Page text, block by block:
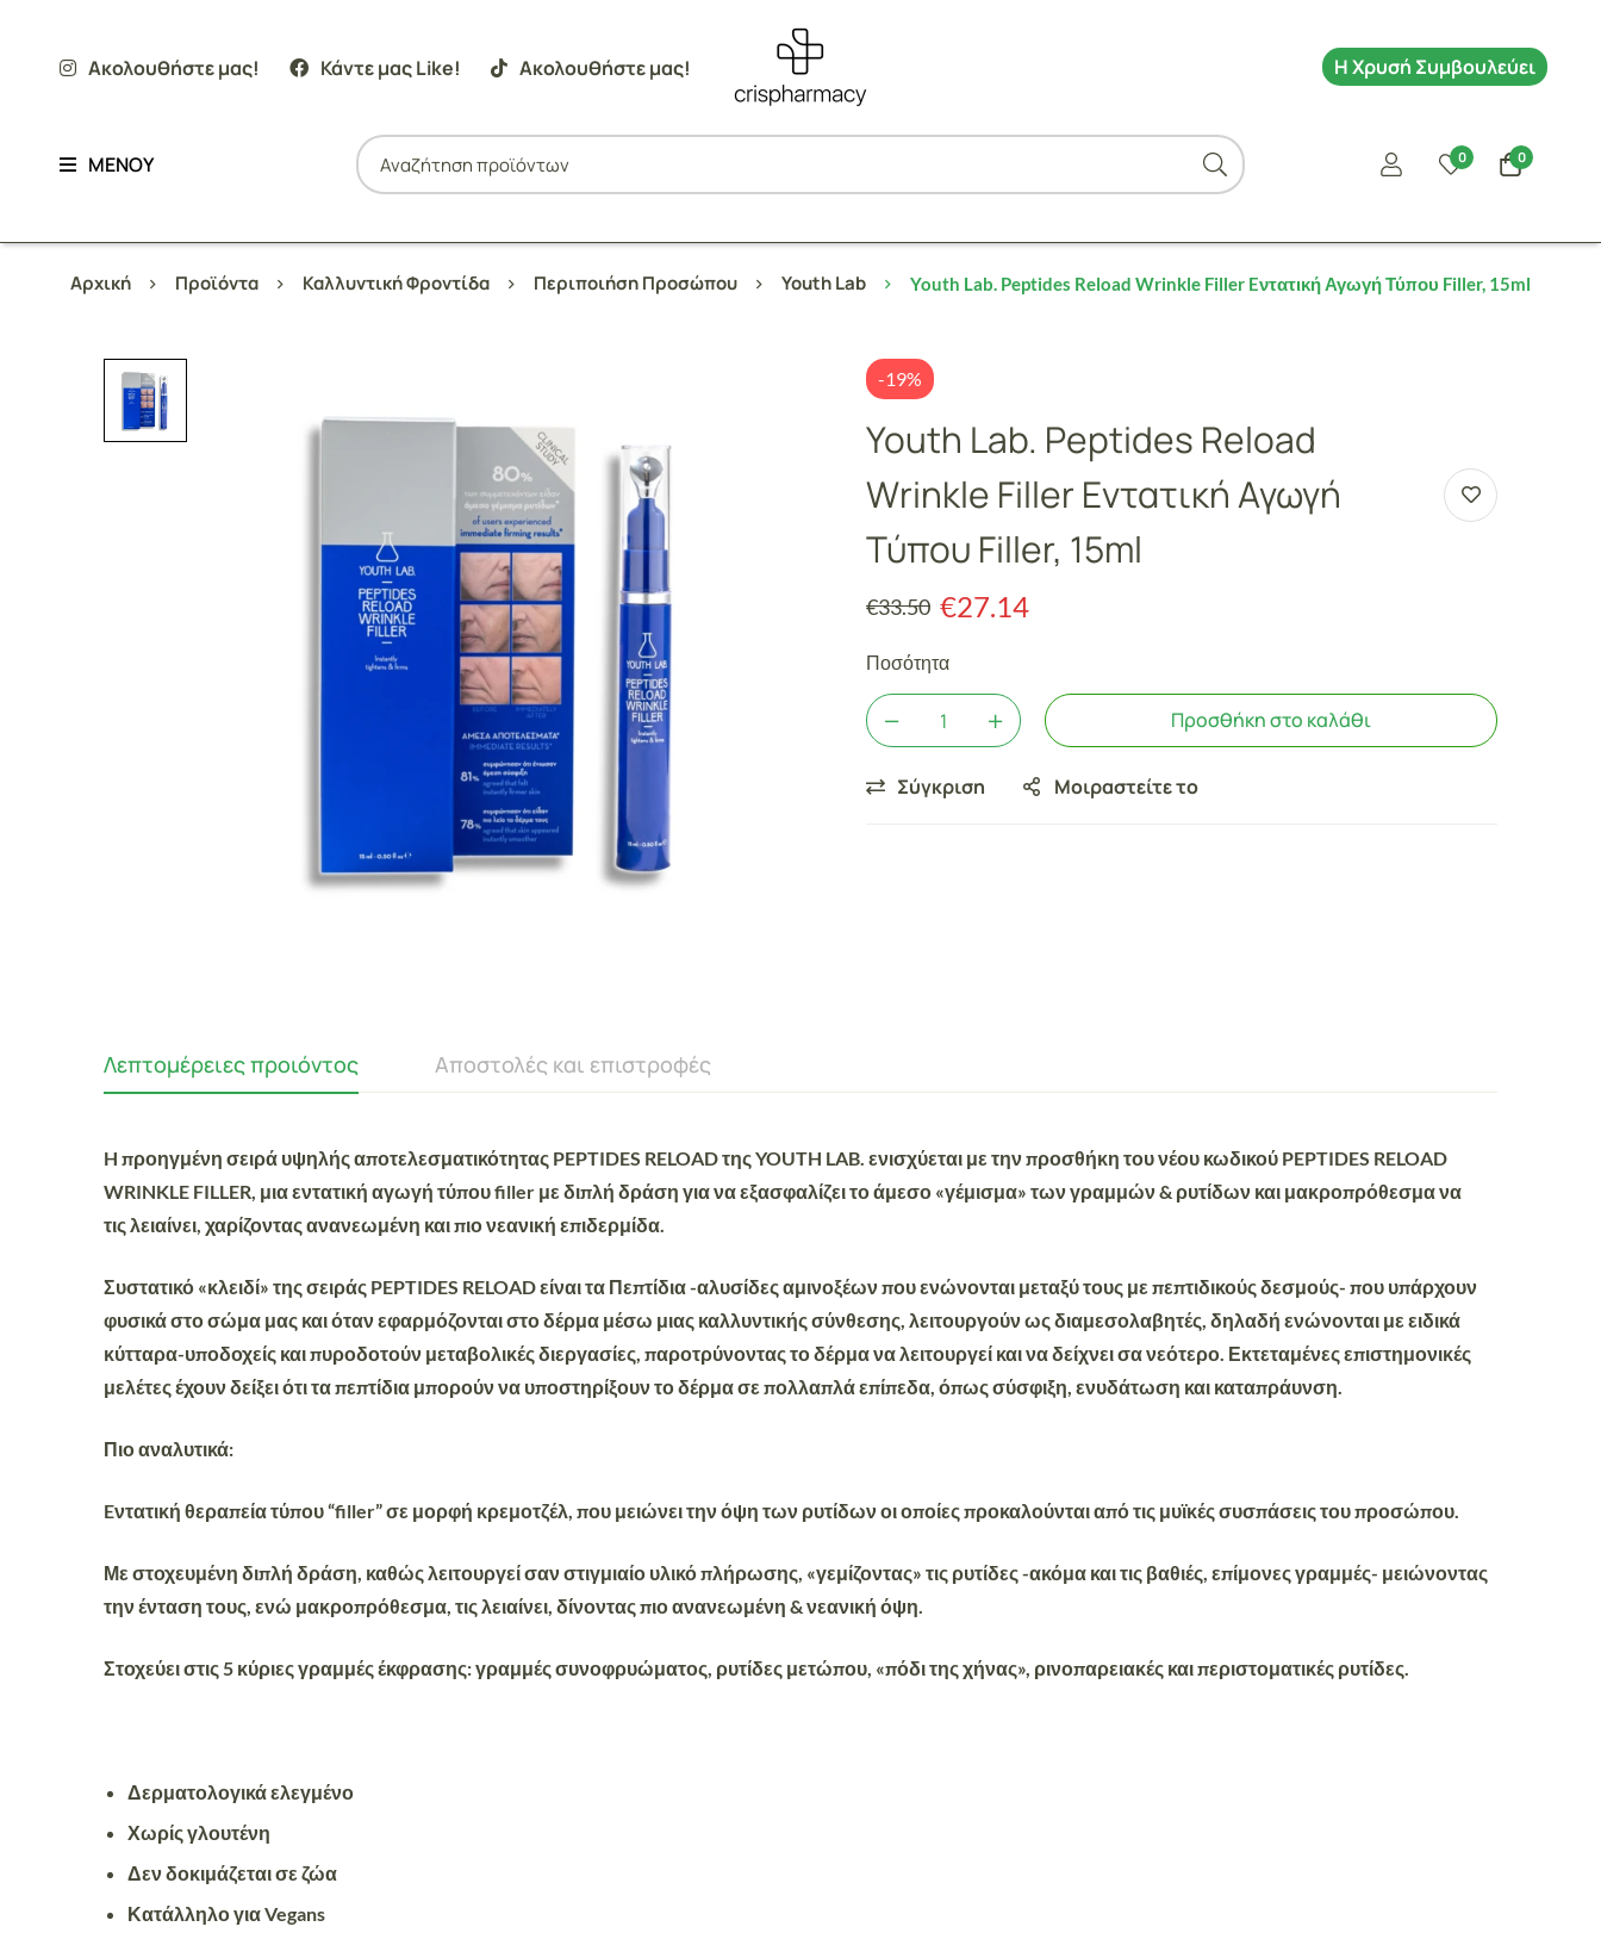
ΜΕΝΟΥ 0 0
Ακολουθήστε μας! Κάντε μας Like! Ακολουθήστε μας! Η Χρυσή Συμβουλεύει
Αρχική Προϊόντα Καλλυντική Φροντίδα Περιποιήση Προσώπου Youth Lab Youth Lab. Peptides Reload Wrinkle Filler Eντατική Αγωγή Τύπου Filler, 15ml
-19%
Youth Lab. Peptides Reload
Wrinkle Filler Eντατική Αγωγή
Τύπου Filler, 15ml
€33.50 €27.14
Ποσότητα
Προσθήκη στο καλάθι
Σύγκριση Μοιραστείτε το
Λεπτομέρειες προιόντος Αποστολές και επιστροφές
H προηγμένη σειρά υψηλής αποτελεσματικότητας PEPTIDES RELOADτηςYOUTH LAB. ενισχύεται με την προσθήκη του νέου κωδικού PEPTIDES RELOAD
WRINKLE FILLER, μια εντατική αγωγή τύπου filler μεδιπλή δράση για να εξασφαλίζει τοάμεσο «γέμισμα» των γραμμών & ρυτίδων και μακροπρόθεσμα να
τιςλειαίνει, χαρίζονταςανανεωμένη και πιονεανική επιδερμίδα.
Συστατικό «κλειδί» της σειράς PEPTIDES RELOADείναι τα Πεπτίδια-αλυσίδες αμινοξέων που ενώνονται μεταξύ τους με πεπτιδικούς δεσμούς- που υπάρχουν
φυσικά στο σώμα μας και όταν εφαρμόζονται στο δέρμα μέσω μιας καλλυντικής σύνθεσης, λειτουργούν ως διαμεσολαβητές, δηλαδή ενώνονται με ειδικά
κύτταρα-υποδοχείς και πυροδοτούν μεταβολικές διεργασίες, παροτρύνοντας το δέρμα να λειτουργεί και να δείχνει σα νεότερο. Εκτεταμένες επιστημονικές
μελέτες έχουν δείξει ότι τα πεπτίδια μπορούν να υποστηρίξουν το δέρμα σε πολλαπλά επίπεδα, όπωςσύσφιξη, ενυδάτωση και καταπράυνση.
Πιο αναλυτικά:
Eντατική θεραπεία τύπου “filler” σε μορφή κρεμοτζέλ, που μειώνει την όψη των ρυτίδωνοι οποίες προκαλούνται από τις μυϊκές συσπάσεις του προσώπου.
Μεστοχευμένη διπλή δράση, καθώς λειτουργεί σαν στιγμιαίο υλικό πλήρωσης, «γεμίζοντας» τις ρυτίδες -ακόμα και τις βαθιές, επίμονες γραμμές- μειώνοντας
την ένταση τους, ενώ μακροπρόθεσμα, τις λειαίνει, δίνοντας πιο ανανεωμένη & νεανική όψη.
Στοχεύει στις5 κύριες γραμμές έκφρασης: γραμμές συνοφρυώματος, ρυτίδες μετώπου, «πόδι της χήνας», ρινοπαρειακές και περιστοματικές ρυτίδες.
Δερματολογικά ελεγμένο
Χωρίς γλουτένη
Δεν δοκιμάζεται σε ζώα
Κατάλληλο για Vegans